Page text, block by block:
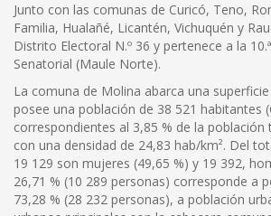
Junto con las comunas de Curicó, Teno,
Familia, Hualañé, Licantén, Vichuquén y
Distrito Electoral N.º 36 y pertenece a la
Senatorial (Maule Norte).
La comuna de Molina abarca una
posee una población de 38 521 habitantes
correspondientes al 3,85 % de la población
con una densidad de 24,83 hab/km². Del
19 129 son mujeres (49,65 %) y 19 392,
26,71 % (10 289 personas) corresponde a
73,28 % (28 232 personas), a población